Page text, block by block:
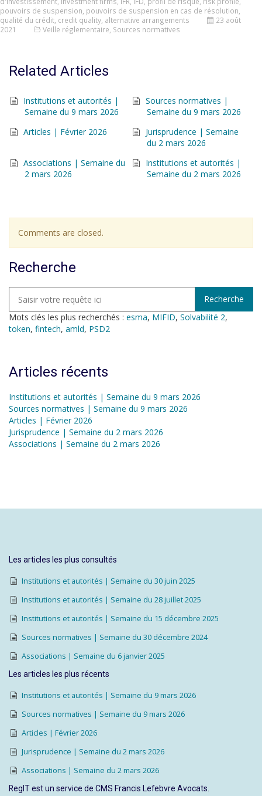
pouvoirs de suspension pouvoirs de suspension en cas de résolution
qualité du crédit credit quality alternative arrangements
23 août
2021
Veille réglementaire Sources normatives
Related Articles
Institutions et autorités |
Semaine du 9 mars 2026
Sources normatives |
Semaine du 9 mars 2026
Articles | Février 2026
Jurisprudence | Semaine
du 2 mars 2026
Associations | Semaine du
2 mars 2026
Institutions et autorités |
Semaine du 2 mars 2026
Comments are closed.
Recherche
Mots clés les plus recherchés : esma, MIFID, Solvabilité 2,
token, fintech, amld, PSD2
Articles récents
Institutions et autorités | Semaine du 9 mars 2026
Sources normatives | Semaine du 9 mars 2026
Articles | Février 2026
Jurisprudence | Semaine du 2 mars 2026
Associations | Semaine du 2 mars 2026
Les articles les plus consultés
Institutions et autorités | Semaine du 30 juin 2025
Institutions et autorités | Semaine du 28 juillet 2025
Institutions et autorités | Semaine du 15 décembre 2025
Sources normatives | Semaine du 30 décembre 2024
Associations | Semaine du 6 janvier 2025
Les articles les plus récents
Institutions et autorités | Semaine du 9 mars 2026
Sources normatives | Semaine du 9 mars 2026
Articles | Février 2026
Jurisprudence | Semaine du 2 mars 2026
Associations | Semaine du 2 mars 2026
RegIT est un service de CMS Francis Lefebvre Avocats.